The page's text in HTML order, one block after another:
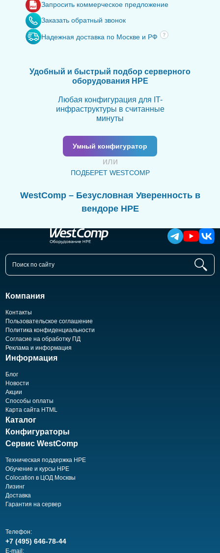
Запросить коммерческое предложение
Заказать обратный звонок
Надежная доставка по Москве и РФ
Удобный и быстрый подбор серверного
оборудования HPE
Любая конфигурация для IT-
инфраструктуры в считанные
минуты
Умный конфигуратор
или
ПОДБЕРЕТ WESTCOMP
WestComp – Безусловная Уверенность в
вендоре HPE
Компания
Контакты
Пользовательское соглашение
Политика конфиденциальности
Согласие на обработку ПД
Реклама и информация
Информация
Блог
Новости
Акции
Способы оплаты
Карта сайта HTML
Каталог
Конфигураторы
Сервис WestComp
Техническая поддержка HPE
Обучение и курсы HPE
Colocation в ЦОД Москвы
Лизинг
Доставка
Гарантия на сервер
Телефон:
+7 (495) 646-78-44
E-mail: